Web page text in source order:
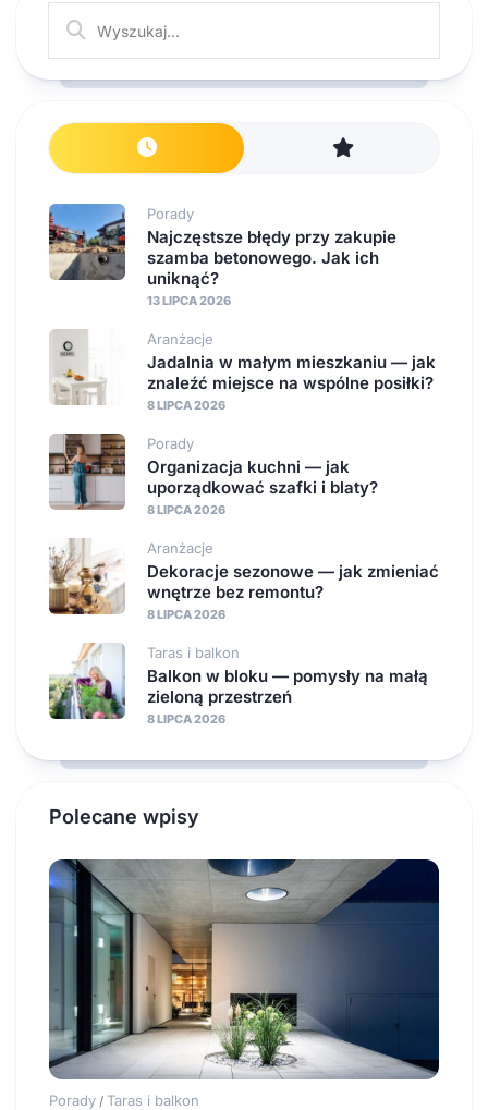
Porady
Najczęstsze błędy przy zakupie
szamba betonowego. Jak ich
uniknąć?
13 LIPCA 2026
Aranżacje
Jadalnia w małym mieszkaniu — jak
znaleźć miejsce na wspólne posiłki?
8 LIPCA 2026
Porady
Organizacja kuchni — jak
uporządkować szafki i blaty?
8 LIPCA 2026
Aranżacje
Dekoracje sezonowe — jak zmieniać
wnętrze bez remontu?
8 LIPCA 2026
Taras i balkon
Balkon w bloku — pomysły na małą
zieloną przestrzeń
8 LIPCA 2026
Polecane wpisy
Porady / Taras i balkon